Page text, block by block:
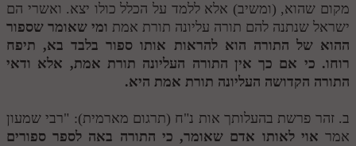
מקום שהוא, (ומשיב) אלא ללמד על הכלל כולו יצא. ואשרי הם
ישראל שנתנה להם תורה עליונה תורת אמת ומי שאומר שספור
ההוא של התורה הוא להראות אותו ספור בלבד בא, תיפח
רוחו. כי אם כך אין התורה העליונה תורת אמת, אלא ודאי
התורה הקדושה העליונה תורת אמת היא.
ב. זהר פרשת בהעלותך אות נ"ח (תרגום מארמית): "רבי שמעון
אמר אוי לאותו אדם שאומר, כי התורה באה לספר ספורים